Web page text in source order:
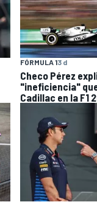
FÓRMULA 13 d
Checo Pérez
"ineficiencia"
Cadillac en la F1